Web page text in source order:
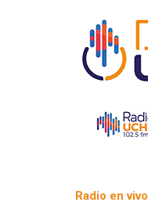
Radio en vivo